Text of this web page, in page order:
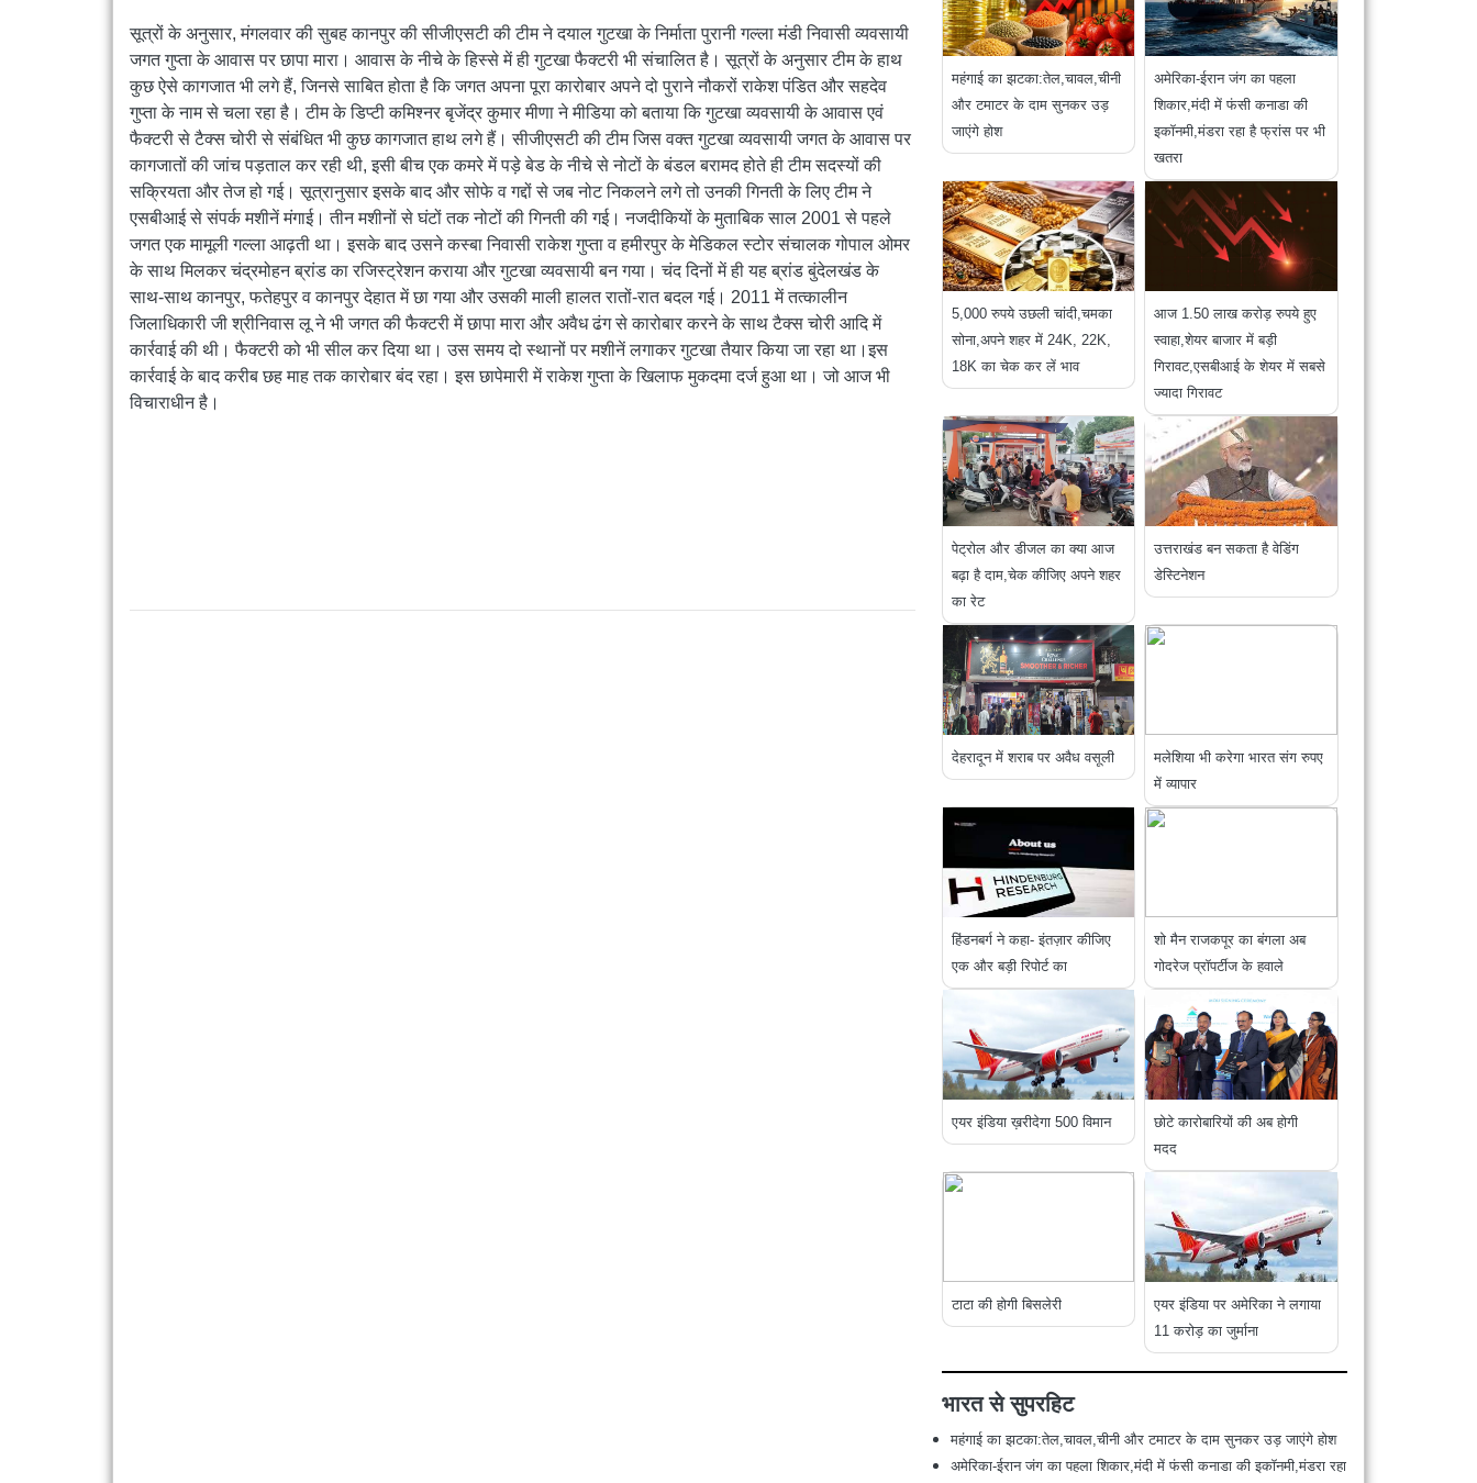
सूत्रों के अनुसार, मंगलवार की सुबह कानपुर की सीजीएसटी की टीम ने दयाल गुटखा के निर्माता पुरानी गल्ला मंडी निवासी व्यवसायी
जगत गुप्ता के आवास पर छापा मारा। आवास के नीचे के हिस्से में ही गुटखा फैक्टरी भी संचालित है। सूत्रों के अनुसार टीम के हाथ
कुछ ऐसे कागजात भी लगे हैं, जिनसे साबित होता है कि जगत अपना पूरा कारोबार अपने दो पुराने नौकरों राकेश पंडित और सहदेव
गुप्ता के नाम से चला रहा है। टीम के डिप्टी कमिश्नर बृजेंद्र कुमार मीणा ने मीडिया को बताया कि गुटखा व्यवसायी के आवास एवं
फैक्टरी से टैक्स चोरी से संबंधित भी कुछ कागजात हाथ लगे हैं। सीजीएसटी की टीम जिस वक्त गुटखा व्यवसायी जगत के आवास पर
कागजातों की जांच पड़ताल कर रही थी, इसी बीच एक कमरे में पड़े बेड के नीचे से नोटों के बंडल बरामद होते ही टीम सदस्यों की
सक्रियता और तेज हो गई। सूत्रानुसार इसके बाद और सोफे व गद्दों से जब नोट निकलने लगे तो उनकी गिनती के लिए टीम ने
एसबीआई से संपर्क मशीनें मंगाई। तीन मशीनों से घंटों तक नोटों की गिनती की गई। नजदीकियों के मुताबिक साल 2001 से पहले
जगत एक मामूली गल्ला आढ़ती था। इसके बाद उसने कस्बा निवासी राकेश गुप्ता व हमीरपुर के मेडिकल स्टोर संचालक गोपाल ओमर
के साथ मिलकर चंद्रमोहन ब्रांड का रजिस्ट्रेशन कराया और गुटखा व्यवसायी बन गया। चंद दिनों में ही यह ब्रांड बुंदेलखंड के
साथ-साथ कानपुर, फतेहपुर व कानपुर देहात में छा गया और उसकी माली हालत रातों-रात बदल गई। 2011 में तत्कालीन
जिलाधिकारी जी श्रीनिवास लू ने भी जगत की फैक्टरी में छापा मारा और अवैध ढंग से कारोबार करने के साथ टैक्स चोरी आदि में
कार्रवाई की थी। फैक्टरी को भी सील कर दिया था। उस समय दो स्थानों पर मशीनें लगाकर गुटखा तैयार किया जा रहा था।इस
कार्रवाई के बाद करीब छह माह तक कारोबार बंद रहा। इस छापेमारी में राकेश गुप्ता के खिलाफ मुकदमा दर्ज हुआ था। जो आज भी
विचाराधीन है।
महंगाई का झटका:तेल,चावल,चीनी
और टमाटर के दाम सुनकर उड़
जाएंगे होश
अमेरिका-ईरान जंग का पहला
शिकार,मंदी में फंसी कनाडा की
इकॉनमी,मंडरा रहा है फ्रांस पर भी
खतरा
5,000 रुपये उछली चांदी,चमका
सोना,अपने शहर में 24K, 22K,
18K का चेक कर लें भाव
आज 1.50 लाख करोड़ रुपये हुए
स्‍वाहा,शेयर बाजार में बड़ी
गिरावट,एसबीआई के शेयर में सबसे
ज्यादा गिरावट
पेट्रोल और डीजल का क्या आज
बढ़ा है दाम,चेक कीजिए अपने शहर
का रेट
उत्तराखंड बन सकता है वेडिंग
डेस्टिनेशन
देहरादून में शराब पर अवैध वसूली
मलेशिया भी करेगा भारत संग रुपए
में व्यापार
हिंडनबर्ग ने कहा- इंतज़ार कीजिए
एक और बड़ी रिपोर्ट का
शो मैन राजकपूर का बंगला अब
गोदरेज प्रॉपर्टीज के हवाले
एयर इंडिया ख़रीदेगा 500 विमान
छोटे कारोबारियों की अब होगी
मदद
टाटा की होगी बिसलेरी
एयर इंडिया पर अमेरिका ने लगाया
11 करोड़ का जुर्माना
भारत से सुपरहिट
महंगाई का झटका:तेल,चावल,चीनी और टमाटर के दाम सुनकर उड़ जाएंगे होश
अमेरिका-ईरान जंग का पहला शिकार,मंदी में फंसी कनाडा की इकॉनमी,मंडरा रहा